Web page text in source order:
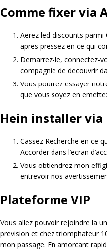
Comme fixer via
Aerez led-discounts
apres pressez en ce qui
Demarrez-le, connectez-
compagnie de decouvrir
Vous pourrez essayer
que vous soyez en
Hein installer via
Cassez Recherche en ce
Accorder dans l’ecran
Vous obtiendrez mon
entrevoir nos
Plateforme VIP
Vous allez pouvoir rejoindre la
prevision et chez triomphateur
mon passage. En amorcant